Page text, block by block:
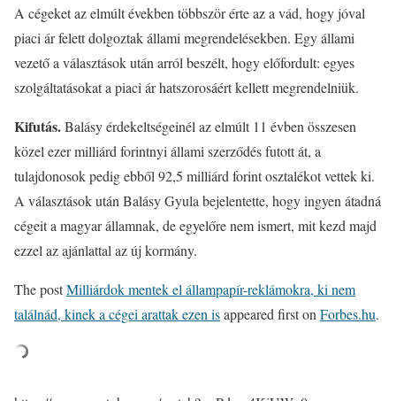
A cégeket az elmúlt években többször érte az a vád, hogy jóval
piaci ár felett dolgoztak állami megrendelésekben. Egy állami
vezető a választások után arról beszélt, hogy előfordult: egyes
szolgáltatásokat a piaci ár hatszorosáért kellett megrendelniük.
Kifutás.Balásy érdekeltségeinél az elmúlt 11 évben összesen
közel ezer milliárd forintnyi állami szerződés futott át, a
tulajdonosok pedig ebből 92,5 milliárd forint osztalékot vettek ki.
A választások után Balásy Gyula bejelentette, hogy ingyen átadná
cégeit a magyar államnak, de egyelőre nem ismert, mit kezd majd
ezzel az ajánlattal az új kormány.
The postMilliárdok mentek el állampapír-reklámokra, ki nem
találnád, kinek a cégei arattak ezen isappeared first on Forbes.hu.